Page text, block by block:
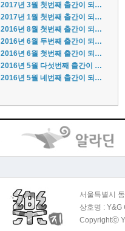
동료 없… 1회 동료 없…
OAS 평범… 1회
2017년 3월 첫번째 출간이 되…
2017년 1월 첫번째 출간이 되…
2016년 8월 첫번째 출간이 되…
2016년 6월 두번째 출간이 되…
2016년 6월 첫번째 출간이 되…
2016년 5월 다섯번째 출간이 …
2016년 5월 네번째 출간이 되…
서울특별시
상호명 :
Copyrightⓒ